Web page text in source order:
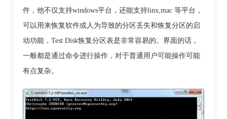
件，他不仅支持windows平台，还能支持linx,mac 等平台，
可以用来恢复软件或人为导致的分区丢失和恢复分区的启
动功能，Test Disk恢复分区表是非常容易的。界面的话，
一般都是通过命令进行操作，对于普通用户可能操作可能
有点复杂。